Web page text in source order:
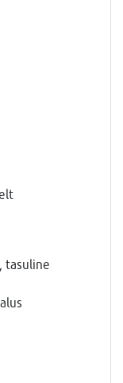
tasuline